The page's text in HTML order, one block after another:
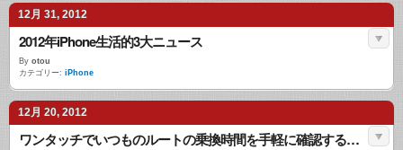
12月 31, 2012
2012年iPhone生活的3大ニュース
By otou
カテゴリー: iPhone
12月 20, 2012
ワンタッチでいつものルートの乗換時間を手軽に確認する方法（発車時刻のカウントダウンもあるよ）